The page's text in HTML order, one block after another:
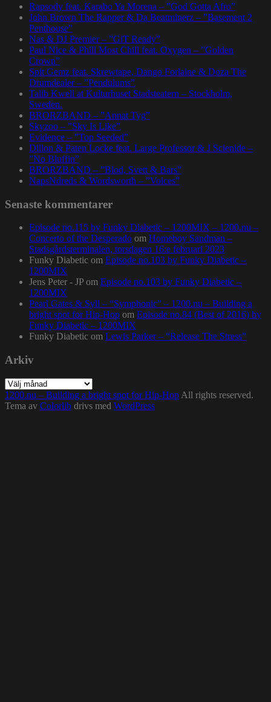
Rapsody feat. Karabo Ya Morena – ”God Gotta Afro”
John Brown The Rapper & Da Beatminerz – ”Basement 2
Penthouse”
Nas & DJ Premier – ”GiT Ready”
Paul Nice & Phill Most Chill feat. Oxygen – ”Golden
Crown”
Spit Gemz feat. Skrewtape, Dango Forlaine & Doza The
Drumdealer – ”Pendulums”
Talib Kweli at Kulturhuset Stadsteatern – Stockholm,
Sweden.
BRORZBAND – ”Annat Tyg”
Skyzoo – ”Sky Is Like”
Evidence – ”Top Seeded”
Dillon & Paten Locke feat. Large Professor & J Scienide –
”No Bluffin”
BRORZBAND – ”Blod, Svett & Bars”
NapsNdreds & Wordsworth – ”Voices”
Senaste kommentarer
Episode no.115 by Funky Diabetic – 1200MIX – 1200.nu –
Concerto of the Desperado om Homeboy Sandman –
Stadsgårdsterminalen, torsdagen 16:e februari 2023
Funky Diabetic om Episode no.103 by Funky Diabetic –
1200MIX
Jens Peter - JP om Episode no.103 by Funky Diabetic –
1200MIX
Pearl Gates & Syll – “Symphonic” – 1200.nu – Building a
bright spot for Hip-Hop om Episode no.84 (Best of 2016) by
Funky Diabetic – 1200MIX
Funky Diabetic om Lewis Parker – “Release The Stress”
Arkiv
Arkiv
1200.nu – Building a bright spot for Hip-Hop All rights reserved.
Tema av Colorlib drivs med WordPress